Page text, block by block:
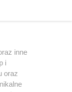
inne
i
oraz